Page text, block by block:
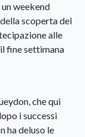
un weekend
scoperta del
alle
fine settimana
che qui
i successi
ha deluso le